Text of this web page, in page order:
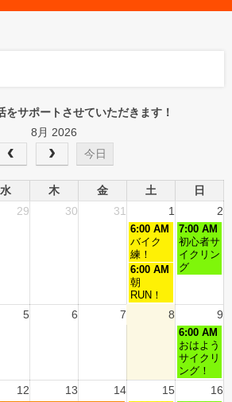
サポートさせていただきます！
8月 2026
今日
水 木 金 土
日
29 30 31 1 2
6:00 AM
バイク
練！
7:00 AM
初心者サ
イクリン
グ
6:00 AM
朝
RUN！
5 6 7 8 9
6:00 AM
おはよう
サイクリ
ング！
12 13 14 15 16